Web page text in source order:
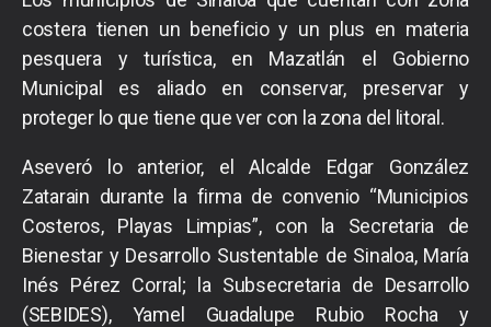
costera tienen un beneficio y un plus en materia
pesquera y turística, en Mazatlán el Gobierno
Municipal es aliado en conservar, preservar y
proteger lo que tiene que ver con la zona del litoral.
Aseveró lo anterior, el Alcalde Edgar González
Zatarain durante la firma de convenio “Municipios
Costeros, Playas Limpias”, con la Secretaria de
Bienestar y Desarrollo Sustentable de Sinaloa, María
Inés Pérez Corral; la Subsecretaria de Desarrollo
(SEBIDES), Yamel Guadalupe Rubio Rocha y